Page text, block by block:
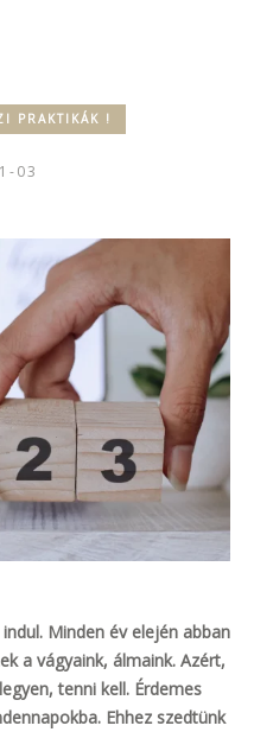
PRAKTIKÁK !
03
Minden év elején abban
a vágyaink, álmaink. Azért,
tenni kell. Érdemes
Ehhez szedtünk